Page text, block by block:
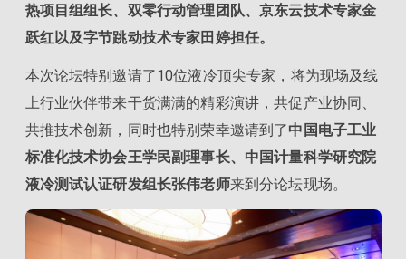
热项目组组长、双零行动管理团队、京东云技术专家金
跃红以及字节跳动技术专家田婷担任。
本次论坛特别邀请了10位液冷顶尖专家，将为现场及线
上行业伙伴带来干货满满的精彩演讲，共促产业协同、
共推技术创新，同时也特别荣幸邀请到了中国电子工业
标准化技术协会王学民副理事长、中国计量科学研究院
液冷测试认证研发组长张伟老师来到分论坛现场。